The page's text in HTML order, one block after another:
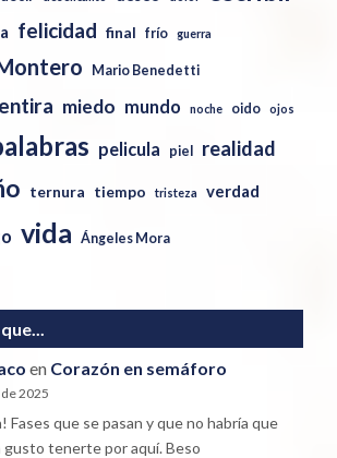
felicidad final frío guerra
Mario Benedetti
miedo mundo noche oido ojos
pelicula piel realidad
ternura tiempo tristeza verdad
vida Ángeles Mora
en Corazón en semáforo
2025
Fases que se pasan y que no habría que
gusto tenerte por aquí. Beso